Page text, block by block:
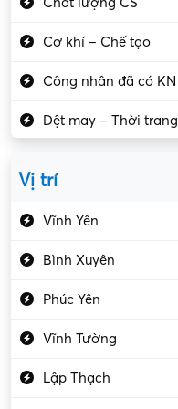
Cơ khí – Chế tạo
Công nhân đã có KN
Dệt may – Thời trang
Vị trí
Vĩnh Yên
Bình Xuyên
Phúc Yên
Vĩnh Tường
Lập Thạch